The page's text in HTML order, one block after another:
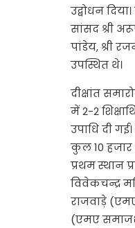
उद्बोधन
सांसद श्री
पांडेय, श्री
उपस्थित थे।
दीक्षांत
में 2-2
उपाधि दी
कुल 10 हजार
प्रथम स्थान
विवेकचन्द्र
राजवाड़े
(एमए